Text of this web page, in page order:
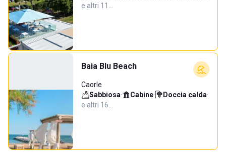
e altri 11…
Baia Blu Beach
Caorle
Sabbiosa· Cabine· Doccia calda·
e altri 16…